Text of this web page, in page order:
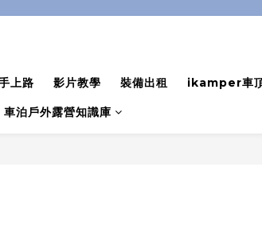
上路 影片教學 裝備出租 ikamper車
車泊戶外露營知識庫